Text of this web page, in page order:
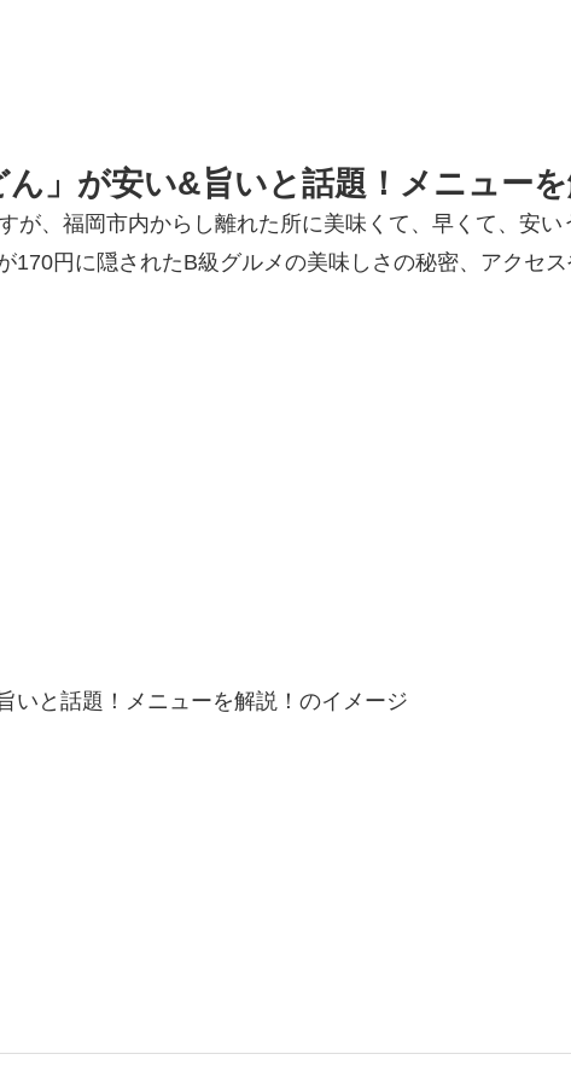
」が安い&旨いと話題！メニューを
が、福岡市内からし離れた所に美味くて、早くて、安い
円に隠されたB級グルメの美味しさの秘密、アクセス